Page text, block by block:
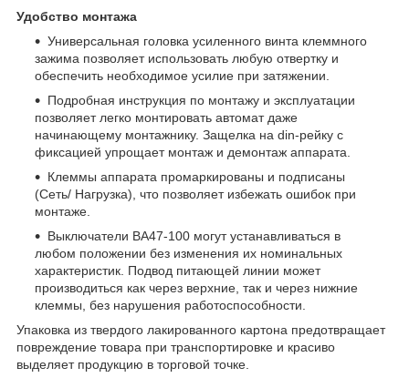
Удобство монтажа
Универсальная головка усиленного винта клеммного
зажима позволяет использовать любую отвертку и
обеспечить необходимое усилие при затяжении.
Подробная инструкция по монтажу и эксплуатации
позволяет легко монтировать автомат даже
начинающему монтажнику. Защелка на din-рейку с
фиксацией упрощает монтаж и демонтаж аппарата.
Клеммы аппарата промаркированы и подписаны
(Сеть/ Нагрузка), что позволяет избежать ошибок при
монтаже.
Выключатели ВА47-100 могут устанавливаться в
любом положении без изменения их номинальных
характеристик. Подвод питающей линии может
производиться как через верхние, так и через нижние
клеммы, без нарушения работоспособности.
Упаковка из твердого лакированного картона предотвращает
повреждение товара при транспортировке и красиво
выделяет продукцию в торговой точке.